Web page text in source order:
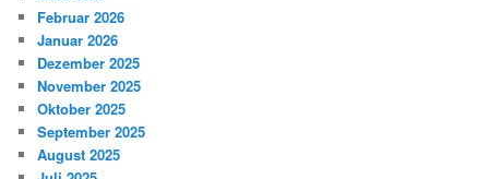
Februar 2026
Januar 2026
Dezember 2025
November 2025
Oktober 2025
September 2025
August 2025